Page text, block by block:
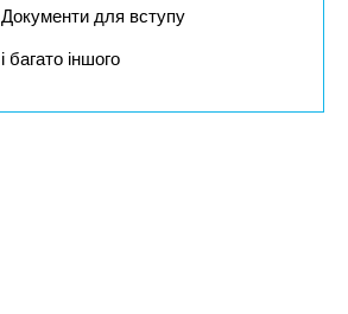
Документи для вступу
і багато іншого